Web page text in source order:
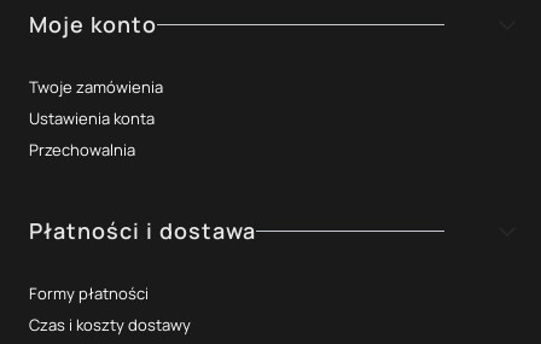
Moje konto
Twoje zamówienia
Ustawienia konta
Przechowalnia
Płatności i dostawa
Formy płatności
Czas i koszty dostawy